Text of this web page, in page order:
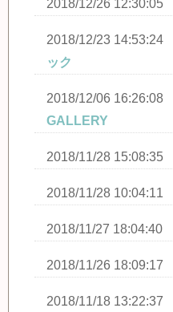
2018/12/26 12:30:05
2018/12/23 14:53:24
ック
2018/12/06 16:26:08
GALLERY
2018/11/28 15:08:35
2018/11/28 10:04:11
2018/11/27 18:04:40
2018/11/26 18:09:17
2018/11/18 13:22:37